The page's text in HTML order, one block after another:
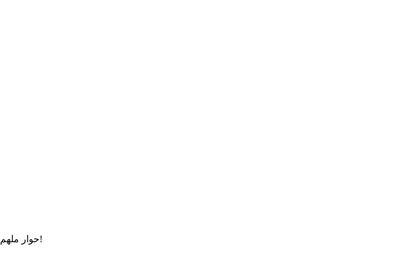
حوار ملهم مع خوسيه موخيكا الرئيس الحالي للأوروغواي، حول العدالة الاجتماعية، الحكم الرشيد والتواضع!